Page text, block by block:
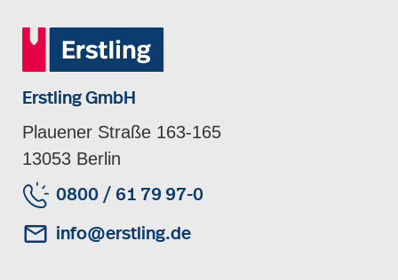
Erstling GmbH
Plauener Straße 163-165
13053 Berlin
0800 / 61 79 97-0
info@erstling.de